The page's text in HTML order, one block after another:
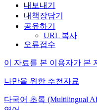
내보내기
내책장담기
공유하기
URL 복사
오류접수
이 자료를 본 이용자가 본
나만을 위한 추천자료
다국어 초록 (Multilingual